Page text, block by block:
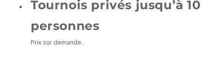
Tournois privés jusqu’à 10
personnes
Prix sur demande.